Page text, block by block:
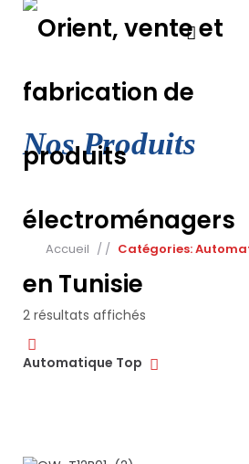
Skip
Nos Produits
Accueil / / Catégories:
2 résultats affichés
Automatique Top